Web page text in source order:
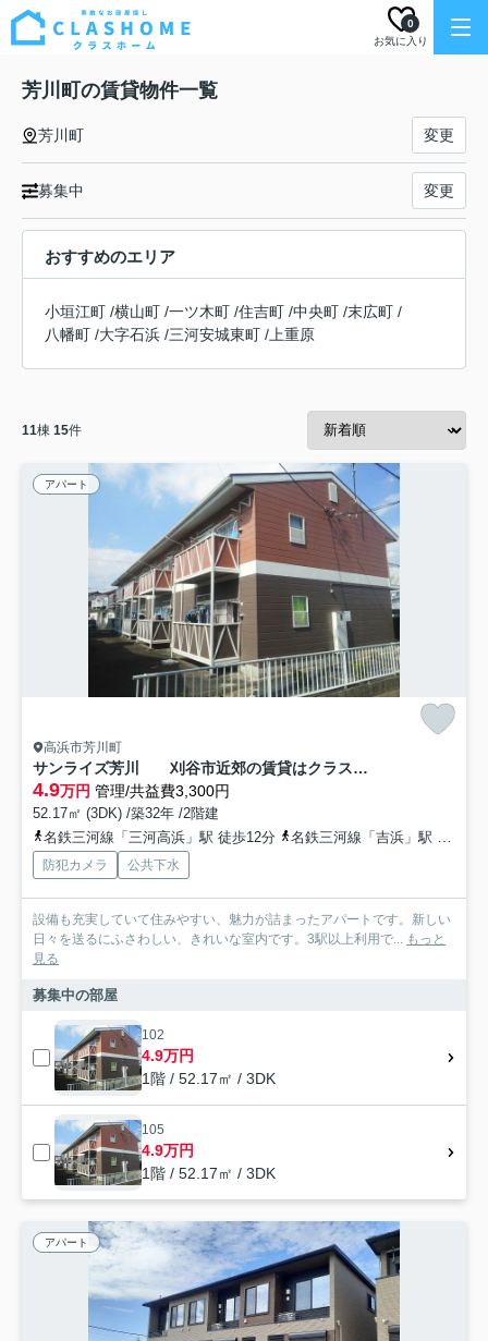
お気に入り
0
芳川町の賃貸物件一覧
芳川町 変更
募集中 変更
おすすめのエリア
小垣江町 /横山町 /一ツ木町 /住吉町 /中央町 /末広町 /
八幡町 /大字石浜 /三河安城東町 / 上重原
11棟 15件
アパート
高浜市芳川町
サンライズ芳川 刈谷市近郊の賃貸はクラスホーム
4.9万円 管理/共益費3,300円
52.17㎡ (3DK) /築32年 /2階建
名鉄三河線「三河高浜」駅 徒歩12分
名鉄三河線「吉浜」駅 徒歩17分
防犯カメラ 公共下水
設備も充実していて住みやすい、魅力が詰まったアパートです。新しい
日々を送るにふさわしい、きれいな室内です。3駅以上利用で... もっと
見る
募集中の部屋
102
4.9万円
1階 / 52.17㎡ / 3DK
105
4.9万円
1階 / 52.17㎡ / 3DK
アパート